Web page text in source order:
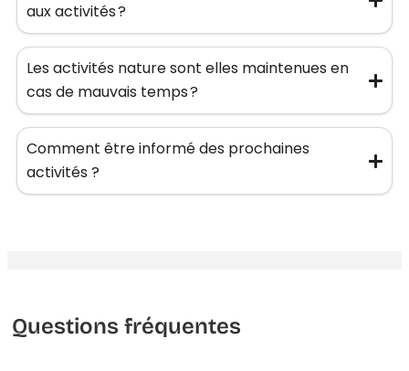
aux activités ?
Les activités nature sont elles maintenues en
cas de mauvais temps ?
Comment être informé des prochaines
activités ?
Questions fréquentes